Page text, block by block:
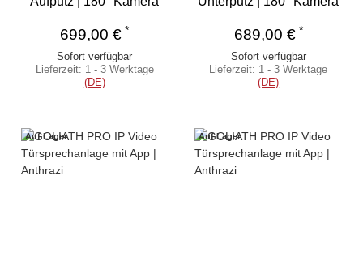
699,00 € *
Sofort verfügbar
Lieferzeit: 1 - 3 Werktage
(DE)
689,00 €*
Sofort verfügbar
Lieferzeit: 1 - 3 Werktage
(DE)
Auf Lager Auf Lager